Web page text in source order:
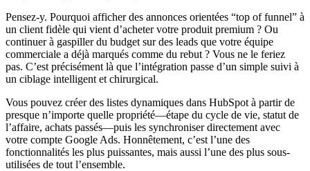
Pensez-y. Pourquoi afficher des annonces orientées “top of funnel” à
un client fidèle qui vient d’acheter votre produit premium ? Ou
continuer à gaspiller du budget sur des leads que votre équipe
commerciale a déjà marqués comme du rebut ? Vous ne le feriez
pas. C’est précisément là que l’intégration passe d’un simple suivi à
un ciblage intelligent et chirurgical.
Vous pouvez créer des listes dynamiques dans HubSpot à partir de
presque n’importe quelle propriété—étape du cycle de vie, statut de
l’affaire, achats passés—puis les synchroniser directement avec
votre compte Google Ads. Honnêtement, c’est l’une des
fonctionnalités les plus puissantes, mais aussi l’une des plus sous-
utilisées de tout l’ensemble.